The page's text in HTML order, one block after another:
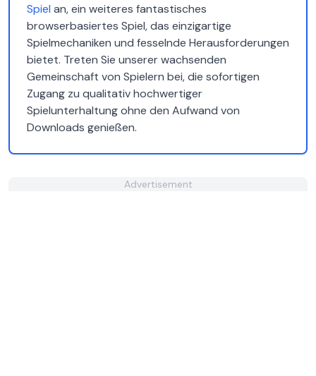
Spiel an, ein weiteres fantastisches
browserbasiertes Spiel, das einzigartige
Spielmechaniken und fesselnde Herausforderungen
bietet. Treten Sie unserer wachsenden
Gemeinschaft von Spielern bei, die sofortigen
Zugang zu qualitativ hochwertiger
Spielunterhaltung ohne den Aufwand von
Downloads genießen.
Advertisement